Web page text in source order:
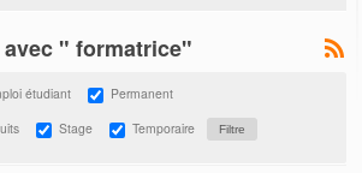
" formatrice"
étudiant
Permanent
Stage Temporaire